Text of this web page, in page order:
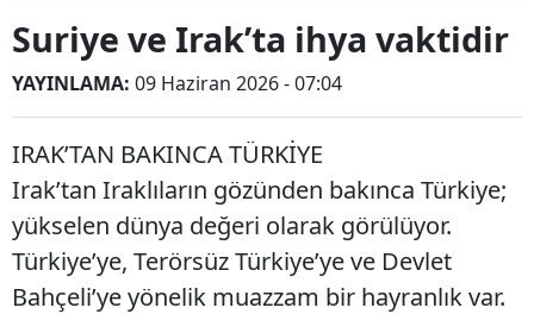
Suriye ve Irak’ta ihya vaktidir
YAYINLAMA: 09 Haziran 2026 - 07:04
IRAK’TAN BAKINCA TÜRKİYE
Irak’tan Iraklıların gözünden bakınca Türkiye;
yükselen dünya değeri olarak görülüyor.
Türkiye’ye, Terörsüz Türkiye’ye ve Devlet
Bahçeli’ye yönelik muazzam bir hayranlık var.